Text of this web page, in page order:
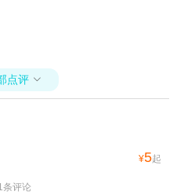
点评 
¥5起
条评论